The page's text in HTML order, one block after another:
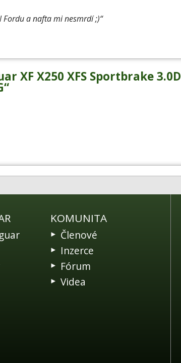
Fordu a nafta mi nesmrdí ;)“
XF X250 XFS Sportbrake 3.0D
KOMUNITA
Členové
Inzerce
Fórum
Videa